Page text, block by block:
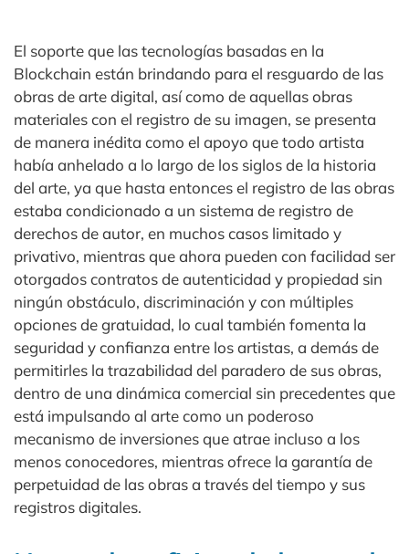
El soporte que las tecnologías basadas en la
Blockchain están brindando para el resguardo de las
obras de arte digital, así como de aquellas obras
materiales con el registro de su imagen, se presenta
de manera inédita como el apoyo que todo artista
había anhelado a lo largo de los siglos de la historia
del arte, ya que hasta entonces el registro de las obras
estaba condicionado a un sistema de registro de
derechos de autor, en muchos casos limitado y
privativo, mientras que ahora pueden con facilidad ser
otorgados contratos de autenticidad y propiedad sin
ningún obstáculo, discriminación y con múltiples
opciones de gratuidad, lo cual también fomenta la
seguridad y confianza entre los artistas, a demás de
permitirles la trazabilidad del paradero de sus obras,
dentro de una dinámica comercial sin precedentes que
está impulsando al arte como un poderoso
mecanismo de inversiones que atrae incluso a los
menos conocedores, mientras ofrece la garantía de
perpetuidad de las obras a través del tiempo y sus
registros digitales.